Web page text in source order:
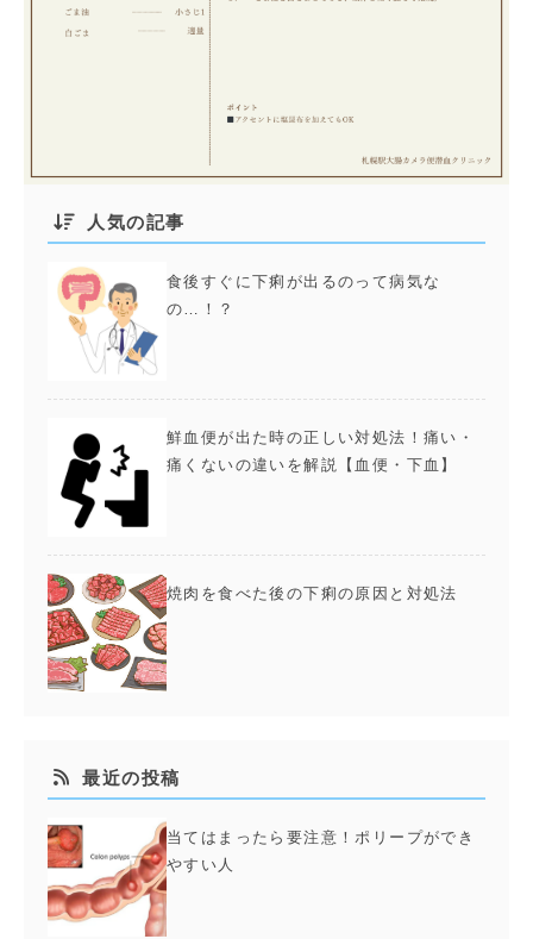
人気の記事
食後すぐに下痢が出るのって病気な
の…！？
鮮血便が出た時の正しい対処法！痛い・
痛くないの違いを解説【血便・下血】
焼肉を食べた後の下痢の原因と対処法
最近の投稿
当てはまったら要注意！ポリープができ
やすい人